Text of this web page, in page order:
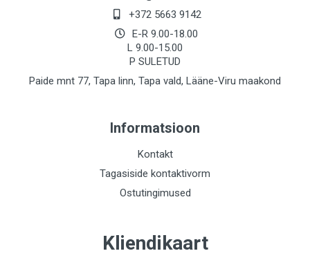
+372 5663 9142
E-R 9.00-18.00
L 9.00-15.00
P SULETUD
Paide mnt 77, Tapa linn, Tapa vald, Lääne-Viru maakond
Informatsioon
Kontakt
Tagasiside kontaktivorm
Ostutingimused
Kliendikaart